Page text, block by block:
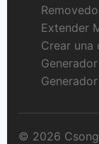
Extender
Crear una
© 2026